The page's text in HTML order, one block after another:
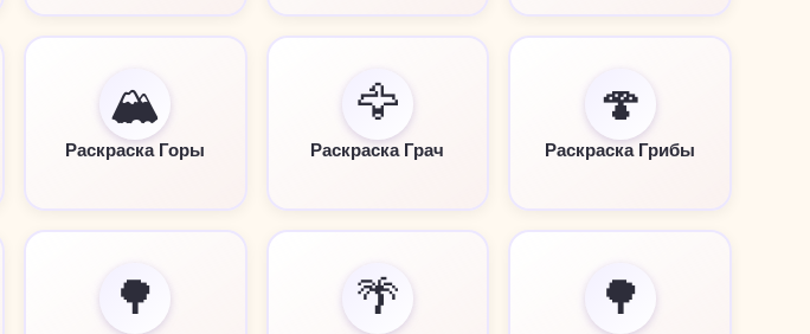
🏔️
Раскраска Горы
🦅
Раскраска Грач
🍄
Раскраска Грибы
🌳 🌴 🌳